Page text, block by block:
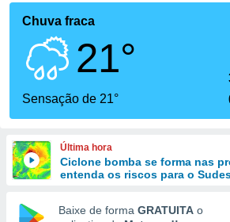
por
para
fornecidas
e
forma
Chuva fraca
21°
Sensação de 21°
Última hora
Ciclone bomba se forma nas
entenda os riscos para o
Baixe de forma GRATUITA o